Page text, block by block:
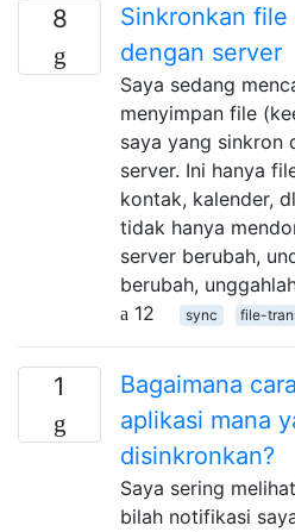
8
Sinkronkan
dengan server
Saya sedang
menyimpan file
saya yang sinkron
server. Ini hanya
kontak, kalender,
tidak hanya
server berubah,
berubah,
12
sync file-
1
Bagaimana
aplikasi mana
disinkronkan?
Saya sering
bilah notifikasi